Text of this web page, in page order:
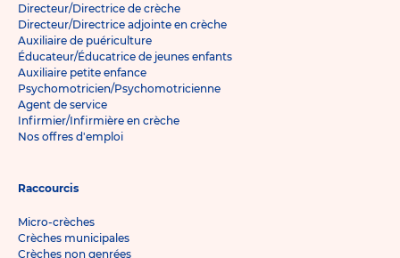
Directeur/Directrice de crèche
Directeur/Directrice adjointe en crèche
Auxiliaire de puériculture
Éducateur/Éducatrice de jeunes enfants
Auxiliaire petite enfance
Psychomotricien/Psychomotricienne
Agent de service
Infirmier/Infirmière en crèche
Nos offres d'emploi
Raccourcis
Micro-crèches
Crèches municipales
Crèches non genrées